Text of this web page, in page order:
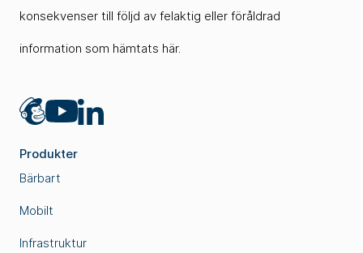
konsekvenser till följd av felaktig eller föråldrad
information som hämtats här.
Mailchimp
YouTubeLinkedIn
Produkter
Bärbart
Mobilt
Infrastruktur